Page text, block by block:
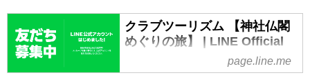
クラブツーリズム 【神社仏閣
めぐりの旅】 | LINE Official
page.line.me